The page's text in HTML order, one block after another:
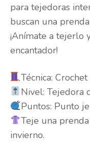
para tejedoras
buscan una
¡Anímate a tejerlo
encantador!
Técnica: Crochet
Nivel: Tejedora
Puntos: Punto
Teje una
invierno.